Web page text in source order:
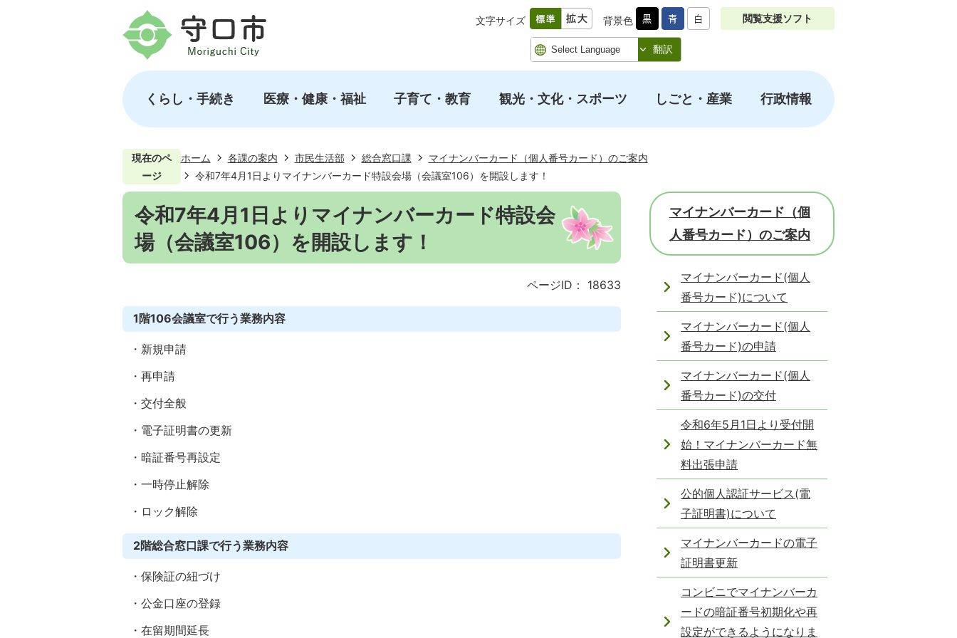
文字サイズ 背景色 閲覧支援ソフト
翻訳
くらし・手続き 医療・健康・福祉 子育て・教育 観光・文化・スポーツ しごと・産業 行政情報
現在のペ
ージ
ホーム 各課の案内 市民生活部 総合窓口課
マイナンバーカード（個人番号カード）のご案内
令和7年4月1日よりマイナンバーカード特設会場（会議室106）を開設します！
令和7年4月1日よりマイナンバーカード特設会
場（会議室106）を開設します！
ページID： 18633
1階106会議室で行う業務内容
・新規申請
・再申請
・交付全般
・電子証明書の更新
・暗証番号再設定
・一時停止解除
・ロック解除
2階総合窓口課で行う業務内容
・保険証の紐づけ
・公金口座の登録
・在留期間延長
マイナンバーカード（個
人番号カード）のご案内
マイナンバーカード(個人
番号カード)について
マイナンバーカード(個人
番号カード)の申請
マイナンバーカード(個人
番号カード)の交付
令和6年5月1日より受付開
始！マイナンバーカード無
料出張申請
公的個人認証サービス(電
子証明書)について
マイナンバーカードの電子
証明書更新
コンビニでマイナンバーカ
ードの暗証番号初期化や再
設定ができるようになりま